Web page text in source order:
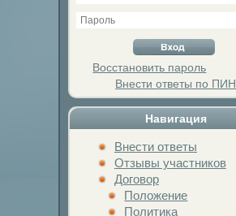
Восстановить пароль
Внести ответы по ПИН
Навигация
Внести ответы
Отзывы участников
Договор
Положение
Политика